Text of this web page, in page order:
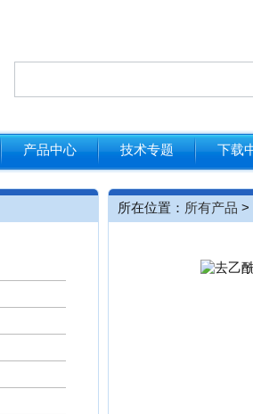
产品中心 技术专题 下载
所在位置： 所有产品 >